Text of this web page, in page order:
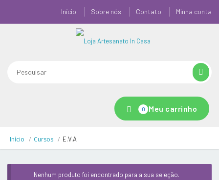
Início Sobre nós Contato Minha conta
0 Meu carrinho
Início Cursos E.V.A
Nenhum produto foi encontrado para a sua seleção.